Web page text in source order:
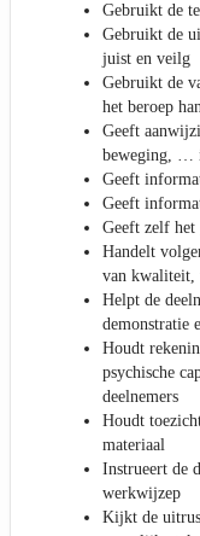
Gebruikt de
Gebruikt de
juist en veilg
Gebruikt de
het beroep
Geeft
beweging, …
Geeft
Geeft
Geeft zelf het
Handelt
van
Helpt de
demonstratie
Houdt
psychische
deelnemers
Houdt
materiaal
Instrueert de
werkwijzep
Kijkt de